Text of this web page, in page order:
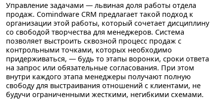
Управление задачами — львиная доля работы отдела
продаж. Comindware CRM предлагает такой подход к
организации этой работы, который сочетает дисциплину
со свободой творчества для менеджеров. Система
позволяет выстроить сквозной процесс продаж с
контрольными точками, которых необходимо
придерживаться, — будь то этапы воронки, сроки ответа
на запрос или обязательные согласования. При этом
внутри каждого этапа менеджеры получают полную
свободу для выстраивания отношений с клиентами, не
будучи ограниченными жесткими, негибкими схемами.